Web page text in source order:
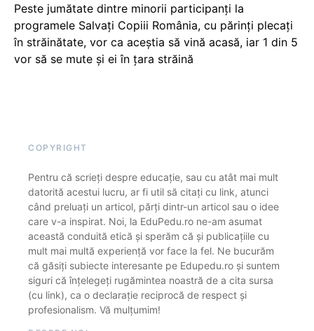
Peste jumătate dintre minorii participanți la
programele Salvați Copiii România, cu părinți plecați
în străinătate, vor ca aceștia să vină acasă, iar 1 din 5
vor să se mute și ei în țara străină
COPYRIGHT
Pentru că scrieți despre educație, sau cu atât mai mult
datorită acestui lucru, ar fi util să citați cu link, atunci
când preluați un articol, părți dintr-un articol sau o idee
care v-a inspirat. Noi, la EduPedu.ro ne-am asumat
această conduită etică și sperăm că și publicațiile cu
mult mai multă experiență vor face la fel. Ne bucurăm
că găsiți subiecte interesante pe Edupedu.ro și suntem
siguri că înțelegeți rugămintea noastră de a cita sursa
(cu link), ca o declarație reciprocă de respect și
profesionalism. Vă mulțumim!